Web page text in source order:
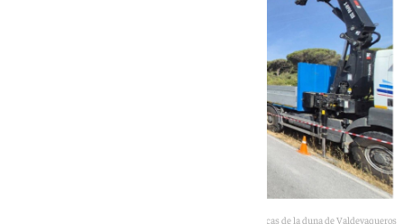
Endesa retira las torres eléctricas de la duna de Valdevaqueros